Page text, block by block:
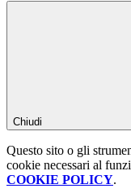
Chiudi
Questo sito o gli
cookie necessari al
COOKIE POLICY.